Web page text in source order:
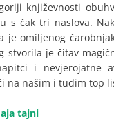
književnosti
s čak tri naslova.
je omiljenog
stvorila je čitav
i nevjerojatne
na našim i tuđim top
tajni